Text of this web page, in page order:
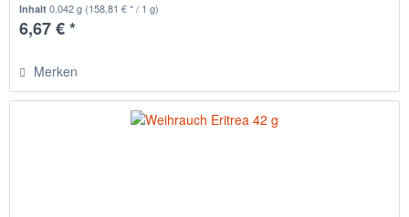
Inhalt0.042 g (158,81 € * / 1 g)
6,67 € *
Merken